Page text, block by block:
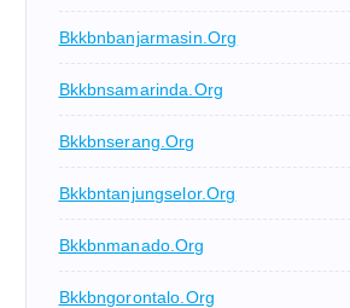
Bkkbnbanjarmasin.org
Bkkbnsamarinda.org
Bkkbnserang.org
Bkkbntanjungselor.org
Bkkbnmanado.org
Bkkbngorontalo.org